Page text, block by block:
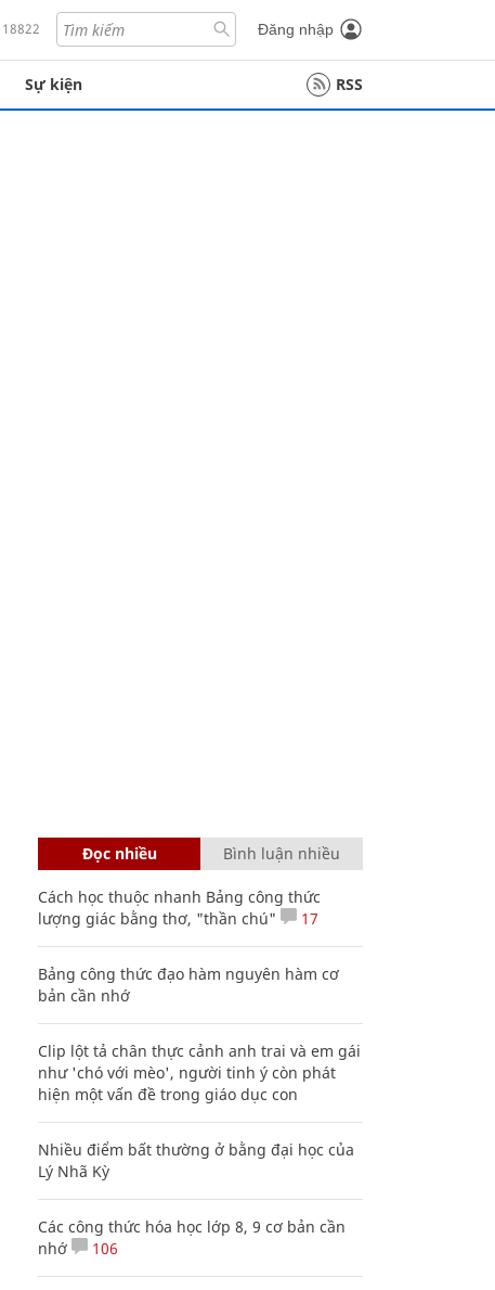
Đăng nhập
Sự kiện RSS
Đọc nhiều Bình luận nhiều
Cách học thuộc nhanh Bảng công thức
lượng giác bằng thơ, "thần chú"
17
Bảng công thức đạo hàm nguyên hàm cơ
bản cần nhớ
Clip lột tả chân thực cảnh anh trai và em gái
như 'chó với mèo', người tinh ý còn phát
hiện một vấn đề trong giáo dục con
Nhiều điểm bất thường ở bằng đại học của
Lý Nhã Kỳ
Các công thức hóa học lớp 8, 9 cơ bản cần
nhớ
106